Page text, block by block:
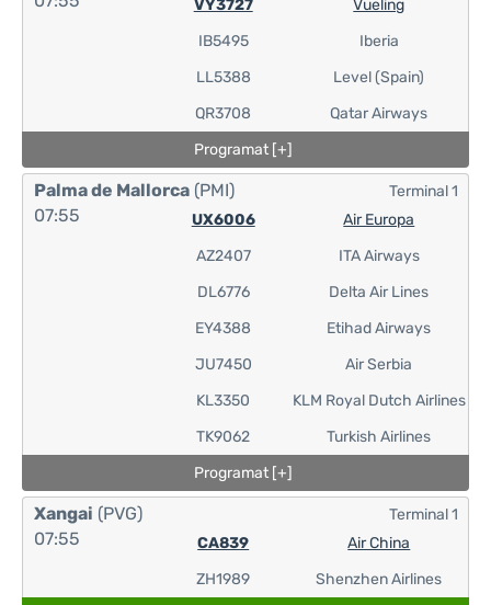
VY3727
IB5495
LL5388
QR3708
Vueling
Iberia
Level (Spain)
Qatar Airways
Programat [+]
Palma de Mallorca (PMI)
07:55
UX6006
AZ2407
DL6776
EY4388
JU7450
KL3350
TK9062
Air Europa
ITA Airways
Delta Air Lines
Etihad Airways
Air Serbia
KLM Royal Dutch Airlines
Turkish Airlines
Terminal 1
Programat [+]
Xangai (PVG)
07:55
CA839
ZH1989
Air China
Shenzhen Airlines
Terminal 1